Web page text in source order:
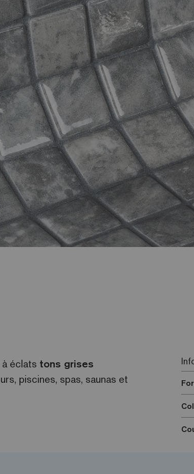
éclats tons grises
piscines, spas, saunas et